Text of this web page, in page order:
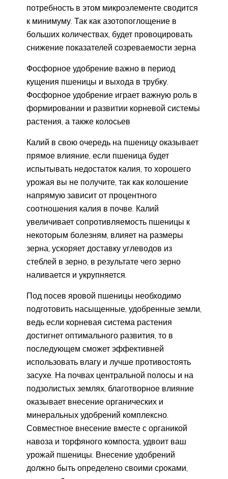
потребность в этом микроэлементе сводится
к минимуму. Так как азотопоглощение в
больших количествах, будет провоцировать
снижение показателей созреваемости зерна
Фосфорное удобрение важно в период
кущения пшеницы и выхода в трубку.
Фосфорное удобрение играет важную роль в
формировании и развитии корневой системы
растения, а также колосьев
Калий в свою очередь на пшеницу оказывает
прямое влияние, если пшеница будет
испытывать недостаток калия, то хорошего
урожая вы не получите, так как колошение
напрямую зависит от процентного
соотношения калия в почве. Калий
увеличивает сопротивляемость пшеницы к
некоторым болезням, влияет на размеры
зерна, ускоряет доставку углеводов из
стеблей в зерно, в результате чего зерно
наливается и укрупняется.
Под посев яровой пшеницы необходимо
подготовить насыщенные, удобренные земли,
ведь если корневая система растения
достигнет оптимального развития, то в
последующем сможет эффективней
использовать влагу и лучше противостоять
засухе. На почвах центральной полосы и на
подзолистых землях, благотворное влияние
оказывает внесение органических и
минеральных удобрений комплексно.
Совместное внесение вместе с органикой
навоза и торфяного компоста, удвоит ваш
урожай пшеницы. Внесение удобрений
должно быть определено своими сроками,